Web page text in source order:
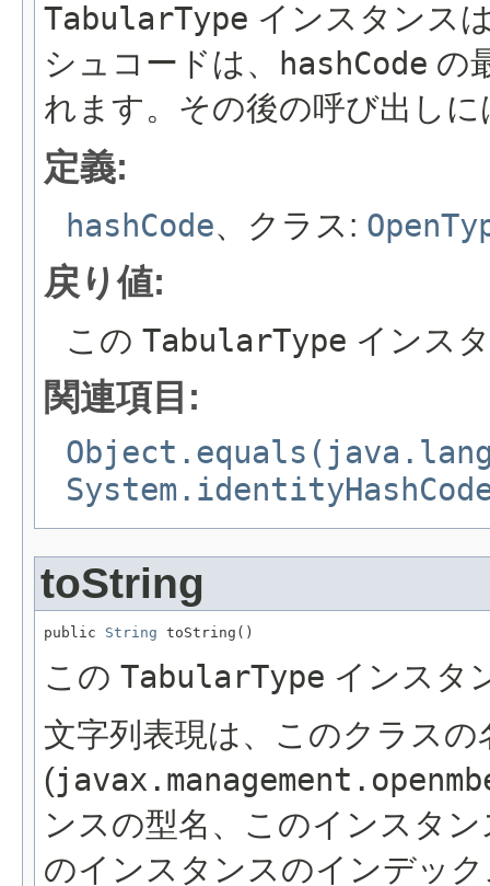
TabularType インスタンス
シュコードは、
hashCode の
れます。その後の呼び出し
定義:
hashCode、クラス:
戻り値:
この TabularType インス
関連項目:
toString
public String toString()
この TabularType インスタ
文字列表現は、このクラスの
(
ンスの型名、このインスタ
のインスタンスのインデッ